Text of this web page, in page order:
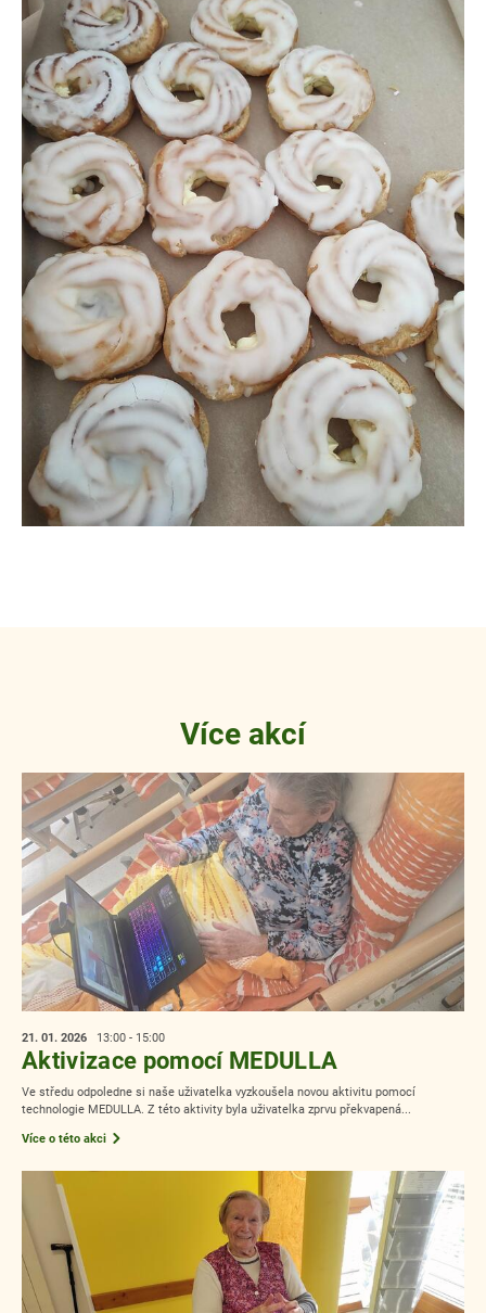
Více akcí
21. 01. 2026 13:00 - 15:00
Aktivizace pomocí MEDULLA
Ve středu odpoledne si naše uživatelka vyzkoušela novou aktivitu pomocí
technologie MEDULLA. Z této aktivity byla uživatelka zprvu překvapená...
Více o této akci